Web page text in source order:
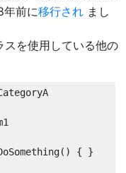
年前に移行され まし
スを使用している他の
() {
}